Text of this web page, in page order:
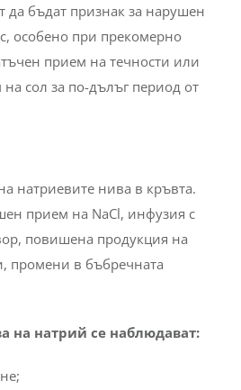
да бъдат признак за нарушен
особено при прекомерно
прием на течности или
сол за по-дълъг период от
натриевите нива в кръвта.
прием на NaCl, инфузия с
повишена продукция на
промени в бъбречната
на натрий се наблюдават: